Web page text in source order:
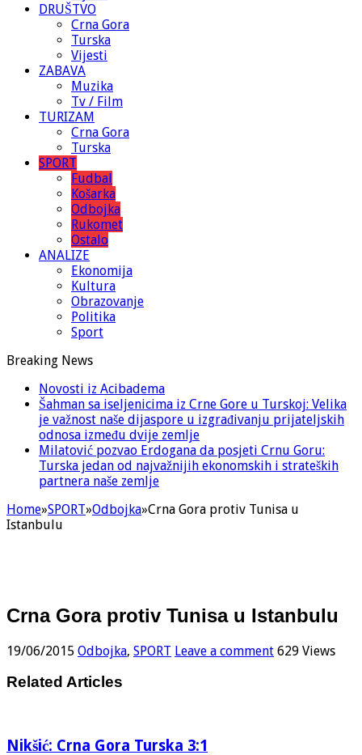
DRUŠTVO
Crna Gora
Turska
Vijesti
ZABAVA
Muzika
Tv / Film
TURIZAM
Crna Gora
Turska
SPORT
Fudbal
Košarka
Odbojka
Rukomet
Ostalo
ANALIZE
Ekonomija
Kultura
Obrazovanje
Politika
Sport
Breaking News
Novosti iz Acibadema
Šahman sa iseljenicima iz Crne Gore u Turskoj: Velika
je važnost naše dijaspore u izgrađivanju prijateljskih
odnosa između dvije zemlje
Milatović pozvao Erdogana da posjeti Crnu Goru:
Turska jedan od najvažnijih ekonomskih i strateških
partnera naše zemlje
Home»SPORT»Odbojka»Crna Gora protiv Tunisa u
Istanbulu
Crna Gora protiv Tunisa u Istanbulu
19/06/2015 Odbojka, SPORT Leave a comment 629 Views
Related Articles
Nikšić: Crna Gora Turska 3:1